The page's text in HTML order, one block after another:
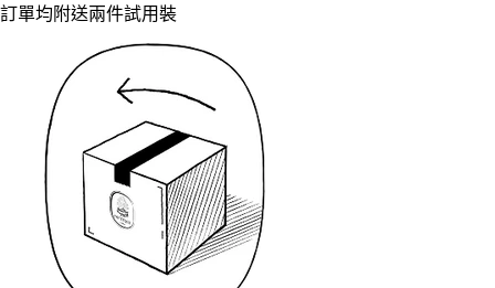
訂單均附送兩件試用裝